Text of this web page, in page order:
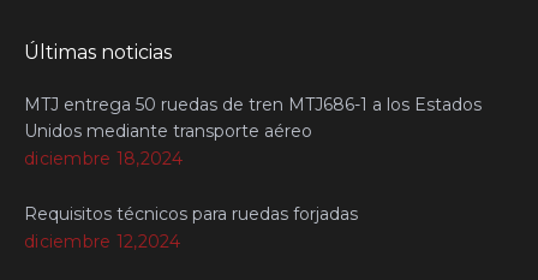
Últimas noticias
MTJ entrega 50 ruedas de tren MTJ686-1 a los Estados
Unidos mediante transporte aéreo
diciembre 18,2024
Requisitos técnicos para ruedas forjadas
diciembre 12,2024